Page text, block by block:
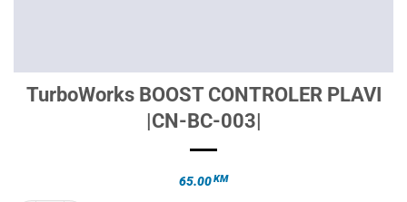
TurboWorks BOOST CONTROLER PLAVI
|CN-BC-003|
65.00KM